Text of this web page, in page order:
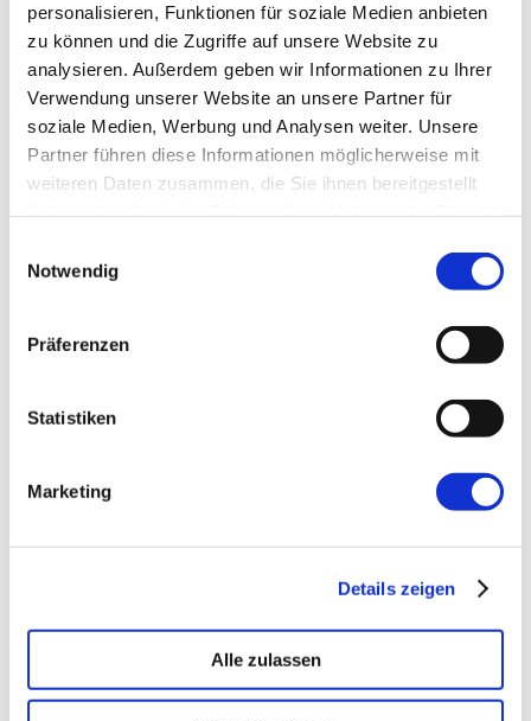
personalisieren, Funktionen für soziale Medien anbieten
zu können und die Zugriffe auf unsere Website zu
analysieren. Außerdem geben wir Informationen zu Ihrer
Verwendung unserer Website an unsere Partner für
soziale Medien, Werbung und Analysen weiter. Unsere
Partner führen diese Informationen möglicherweise mit
weiteren Daten zusammen, die Sie ihnen bereitgestellt
Notwendig
Präferenzen
Statistiken
Marketing
Details zeigen
Alle zulassen
→ FOUNDATION
Einsatzbereit in Wochen, nicht Quartalen
Citizen Developer bauen Apps, IT hält die Kontrolle.